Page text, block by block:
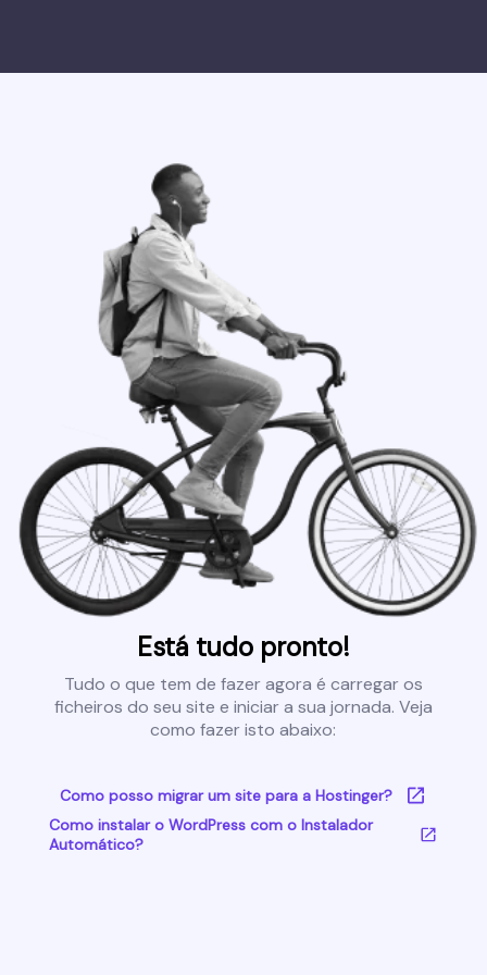
Está tudo pronto!
Tudo o que tem de fazer agora é carregar os
ficheiros do seu site e iniciar a sua jornada. Veja
como fazer isto abaixo:
Como posso migrar um site para a Hostinger?
Como instalar o WordPress com o Instalador
Automático?